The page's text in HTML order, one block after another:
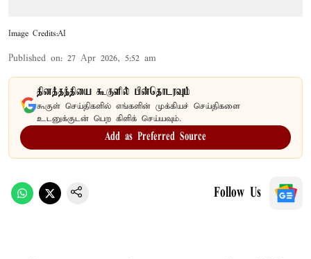
Image Credits:AI
Published on: 27 Apr 2026, 5:52 am
தினத்தந்தியை கூகுளில் பின்தொடரவும்
கூகுள் செய்திகளில் எங்களின் முக்கியச் செய்திகளை
உடனுக்குடன் பெற கிளிக் செய்யவும்.
Add as Preferred Source
Follow Us